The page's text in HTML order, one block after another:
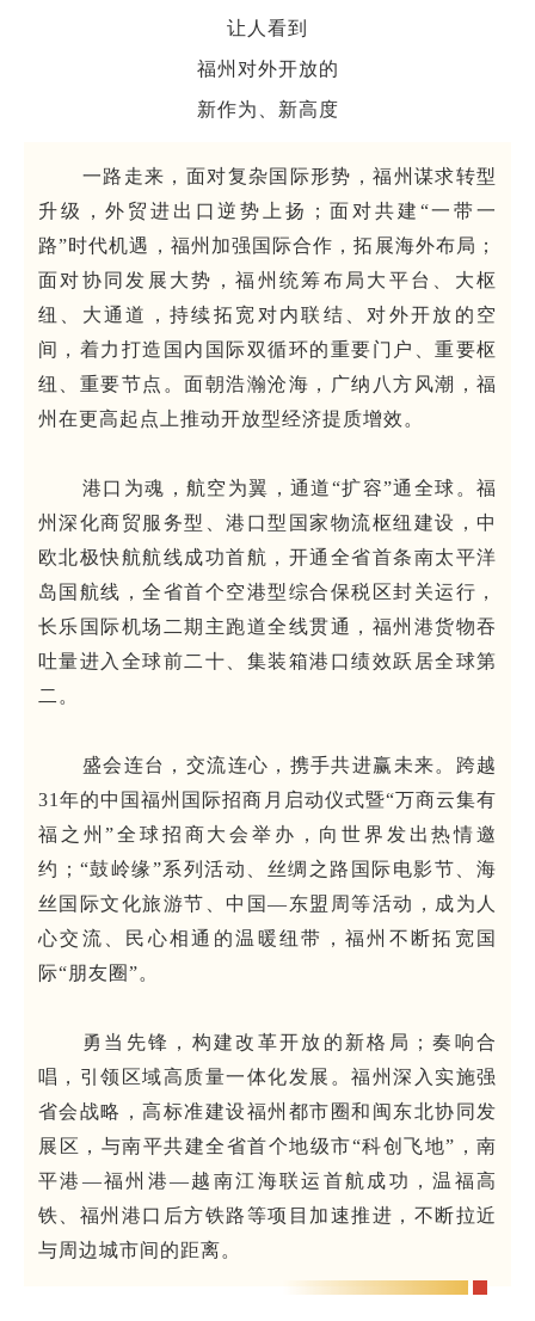
让人看到
福州对外开放的
新作为、新高度
一路走来，面对复杂国际形势，福州谋求转型
升级，外贸进出口逆势上扬；面对共建“一带一
路”时代机遇，福州加强国际合作，拓展海外布局；
面对协同发展大势，福州统筹布局大平台、大枢
纽、大通道，持续拓宽对内联结、对外开放的空
间，着力打造国内国际双循环的重要门户、重要枢
纽、重要节点。面朝浩瀚沧海，广纳八方风潮，福
州在更高起点上推动开放型经济提质增效。
港口为魂，航空为翼，通道“扩容”通全球。福
州深化商贸服务型、港口型国家物流枢纽建设，中
欧北极快航航线成功首航，开通全省首条南太平洋
岛国航线，全省首个空港型综合保税区封关运行，
长乐国际机场二期主跑道全线贯通，福州港货物吞
吐量进入全球前二十、集装箱港口绩效跃居全球第
二。
盛会连台，交流连心，携手共进赢未来。跨越
31年的中国福州国际招商月启动仪式暨“万商云集有
福之州”全球招商大会举办，向世界发出热情邀
约；“鼓岭缘”系列活动、丝绸之路国际电影节、海
丝国际文化旅游节、中国—东盟周等活动，成为人
心交流、民心相通的温暖纽带，福州不断拓宽国
际“朋友圈”。
勇当先锋，构建改革开放的新格局；奏响合
唱，引领区域高质量一体化发展。福州深入实施强
省会战略，高标准建设福州都市圈和闽东北协同发
展区，与南平共建全省首个地级市“科创飞地”，南
平港—福州港—越南江海联运首航成功，温福高
铁、福州港口后方铁路等项目加速推进，不断拉近
与周边城市间的距离。